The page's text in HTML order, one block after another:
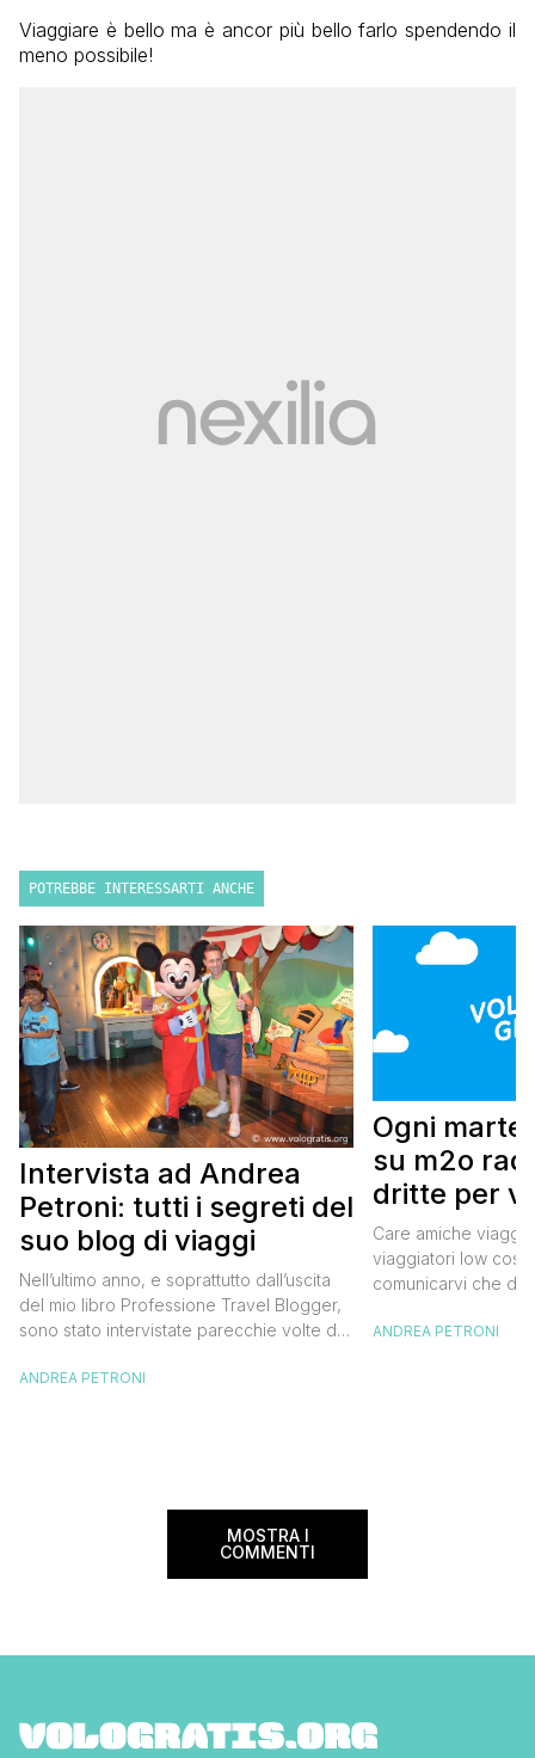
Viaggiare è bello ma è ancor più bello farlo spendendo il
meno possibile!
POTREBBE INTERESSARTI ANCHE
Intervista ad Andrea
Petroni: tutti i segreti del
suo blog di viaggi
Nell’ultimo anno, e soprattutto dall’uscita
del mio libro Professione Travel Blogger,
sono stato intervistate parecchie volte da
dal TG5 a Detto Fatto di Caterina Balivo,
Giornalettismo e […]
ANDREA PETRONI
Ogni
su m2o
dritte per
cost
Care amiche
viaggiatori low
comunicarvi che da
su m2o radio
ANDREA PETRONI
MOSTRA I
COMMENTI